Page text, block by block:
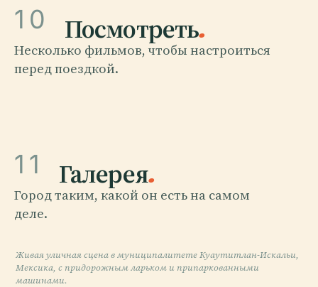
10 Посмотреть.
Несколько фильмов, чтобы настроиться
перед поездкой.
Policía Municipal de
Cuautitlán podría quedarse
sin trabajo
11 Галерея.
Город таким, какой он есть на самом
деле.
Живая уличная сцена в муниципалитете Куаутитлан-Искальи,
Мексика, с придорожным ларьком и припаркованными
машинами.